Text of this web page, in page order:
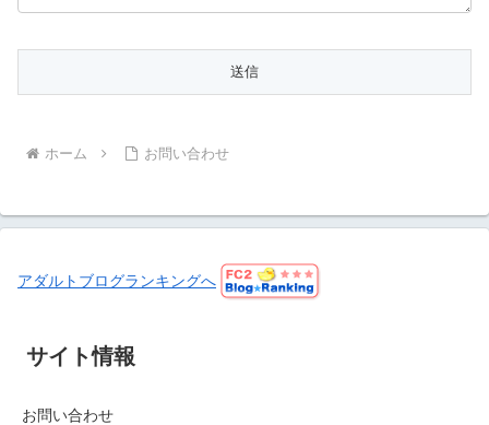
ホーム お問い合わせ
アダルトブログランキングへ
サイト情報
お問い合わせ